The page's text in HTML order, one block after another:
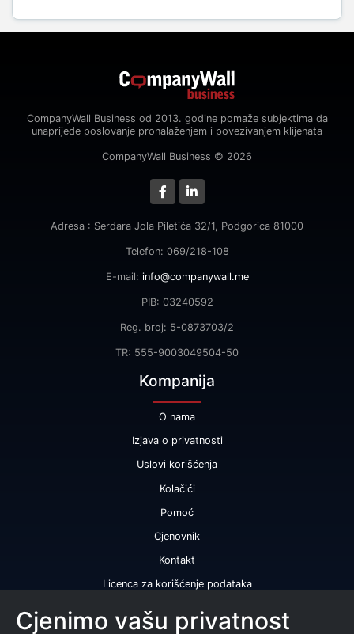
CompanyWall Business od 2013. godine pomaže subjektima da
unaprijede poslovanje pronalaženjem i povezivanjem klijenata
CompanyWall Business © 2026
Adresa : Serdara Jola Piletića 32/1, Podgorica 81000
Telefon: 069/218-108
E-mail: info@companywall.me
PIB: 03240592
Reg. broj: 5-0873703/2
TR: 555-9003049504-50
Kompanija
O nama
Izjava o privatnosti
Uslovi korišćenja
Kolačići
Pomoć
Cjenovnik
Kontakt
Licenca za korišćenje podataka
Naše usluge
Cjenimo vašu privatnost